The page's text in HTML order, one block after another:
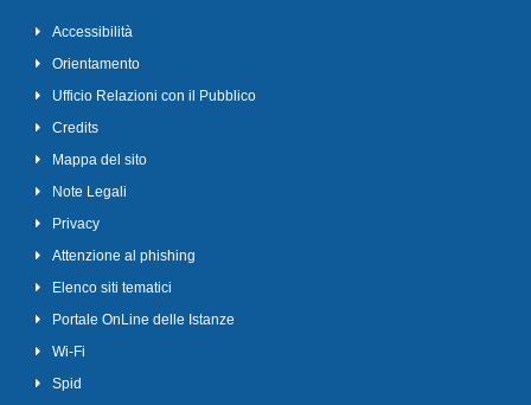
Accessibilità
Orientamento
Ufficio Relazioni con il Pubblico
Credits
Mappa del sito
Note Legali
Privacy
Attenzione al phishing
Elenco siti tematici
Portale OnLine delle Istanze
Wi-Fi
Spid